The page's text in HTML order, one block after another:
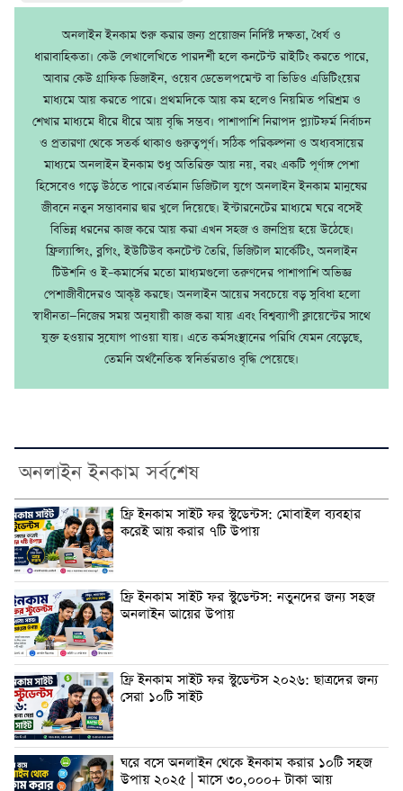
অনলাইন ইনকাম শুরু করার জন্য প্রয়োজন নির্দিষ্ট দক্ষতা, ধৈর্য ও
ধারাবাহিকতা। কেউ লেখালেখিতে পারদর্শী হলে কনটেন্ট রাইটিং করতে পারে,
আবার কেউ গ্রাফিক ডিজাইন, ওয়েব ডেভেলপমেন্ট বা ভিডিও এডিটিংয়ের
মাধ্যমে আয় করতে পারে। প্রথমদিকে আয় কম হলেও নিয়মিত পরিশ্রম ও
শেখার মাধ্যমে ধীরে ধীরে আয় বৃদ্ধি সম্ভব। পাশাপাশি নিরাপদ প্ল্যাটফর্ম নির্বাচন
ও প্রতারণা থেকে সতর্ক থাকাও গুরুত্বপূর্ণ। সঠিক পরিকল্পনা ও অধ্যবসায়ের
মাধ্যমে অনলাইন ইনকাম শুধু অতিরিক্ত আয় নয়, বরং একটি পূর্ণাঙ্গ পেশা
হিসেবেও গড়ে উঠতে পারে।বর্তমান ডিজিটাল যুগে অনলাইন ইনকাম মানুষের
জীবনে নতুন সম্ভাবনার দ্বার খুলে দিয়েছে। ইন্টারনেটের মাধ্যমে ঘরে বসেই
বিভিন্ন ধরনের কাজ করে আয় করা এখন সহজ ও জনপ্রিয় হয়ে উঠেছে।
ফ্রিল্যান্সিং, ব্লগিং, ইউটিউব কনটেন্ট তৈরি, ডিজিটাল মার্কেটিং, অনলাইন
টিউশনি ও ই–কমার্সের মতো মাধ্যমগুলো তরুণদের পাশাপাশি অভিজ্ঞ
পেশাজীবীদেরও আকৃষ্ট করছে। অনলাইন আয়ের সবচেয়ে বড় সুবিধা হলো
স্বাধীনতা—নিজের সময় অনুযায়ী কাজ করা যায় এবং বিশ্বব্যাপী ক্লায়েন্টের সাথে
যুক্ত হওয়ার সুযোগ পাওয়া যায়। এতে কর্মসংস্থানের পরিধি যেমন বেড়েছে,
তেমনি অর্থনৈতিক স্বনির্ভরতাও বৃদ্ধি পেয়েছে।
অনলাইন ইনকাম সর্বশেষ
ফ্রি ইনকাম সাইট ফর স্টুডেন্টস: মোবাইল ব্যবহার
করেই আয় করার ৭টি উপায়
ফ্রি ইনকাম সাইট ফর স্টুডেন্টস: নতুনদের জন্য সহজ
অনলাইন আয়ের উপায়
ফ্রি ইনকাম সাইট ফর স্টুডেন্টস ২০২৬: ছাত্রদের জন্য
সেরা ১০টি সাইট
ঘরে বসে অনলাইন থেকে ইনকাম করার ১০টি সহজ
উপায় ২০২৫ | মাসে ৩০,০০০+ টাকা আয়